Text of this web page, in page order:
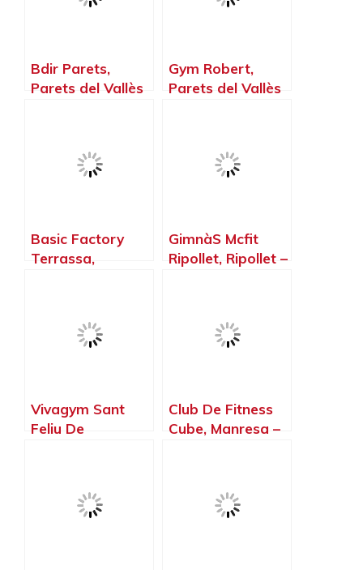
Bdir Parets,
Parets del Vallès
Gym Robert,
Parets del Vallès
Basic Factory
Terrassa,
GimnàS Mcfit
Ripollet, Ripollet –
Vivagym Sant
Feliu De
Feliu de
Club De Fitness
Cube, Manresa –